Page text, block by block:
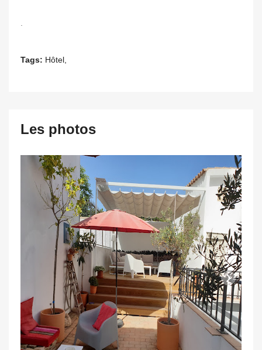
Tags: Hôtel,
Les photos